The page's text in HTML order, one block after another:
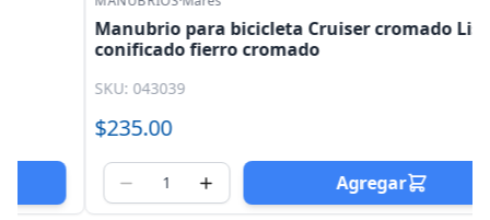
Manubrio para bicicleta Cruiser cromado Liso
conificado fierro cromado
SKU: 043039
$235.00
Agregar